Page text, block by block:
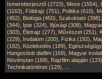
Ismeretterjesztő (2723), Mese (1554),
(1163), Földrajz (751), Politika (610),
(452), Biológia (450), Szakoktató (398),
(344), Ipar (324), Ifjúsági (308),
(303), Életrajz (277), Művészet (251),
(229), Irodalom (200), Fizika (192),
(192), Közlekedés (189),
Hangosított diafilm (169), Magyar
Növénytan (168), Rajzfilm alapján (133)
Technikatörténet (129),